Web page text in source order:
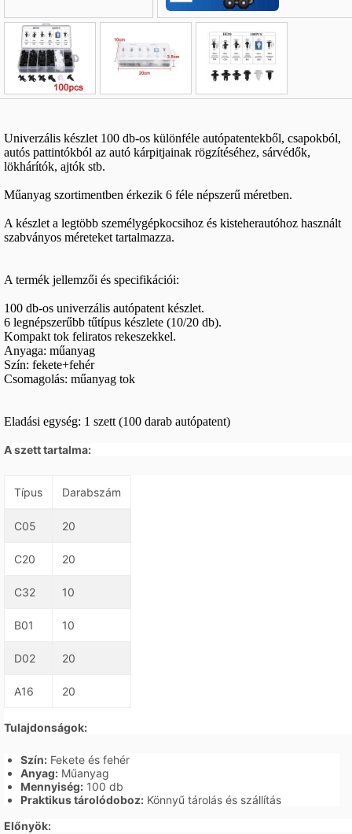
E-mail
Telefon*:
Univerzális készlet 100 db-os különféle autópatentekből, csapokból,
autós pattintókból az autó kárpitjainak rögzítéséhez, sárvédők,
lökhárítók, ajtók stb.
Műanyag szortimentben érkezik 6 féle népszerű méretben.
A készlet a legtöbb személygépkocsihoz és kisteherautóhoz használt
szabványos méreteket tartalmazza.
A termék jellemzői és specifikációi:
100 db-os univerzális autópatent készlet.
6 legnépszerűbb tűtípus készlete (10/20 db).
Kompakt tok feliratos rekeszekkel.
Anyaga: műanyag
Szín: fekete+fehér
Csomagolás: műanyag tok
Eladási egység: 1 szett (100 darab autópatent)
A szett tartalma:
Típus Darabszám
C05 20
C20 20
C32 10
B01 10
D02 20
A16 20
Tulajdonságok:
Szín: Fekete és fehér
Anyag: Műanyag
Mennyiség: 100 db
Praktikus tárolódoboz: Könnyű tárolás és szállítás
Előnyök: